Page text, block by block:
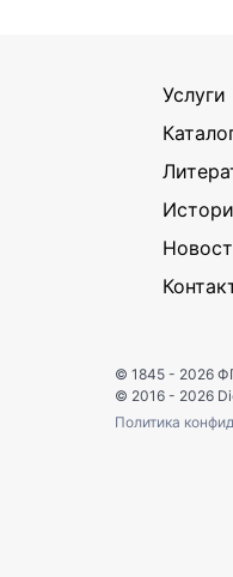
Услуги
© 1845 - 2026
© 2016 - 2026
Политика